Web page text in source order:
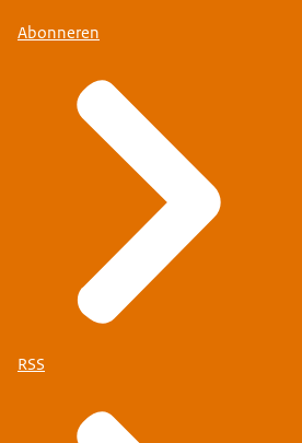
Abonneren
RSS